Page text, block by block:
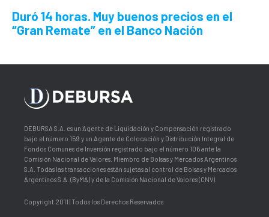
Duró 14 horas. Muy buenos precios en el
“Gran Remate” en el Banco Nación
DEBURSA S.A. es un Agente de Liquidación y Compensación registrado
bajo el número 159 y un Agente de Colocación y Distribución Integral de
Fondos Comunes de Inversión registrado bajo el número 106 ante la
Comisión Nacional de Valores. Miembro de Bolsas y Mercados Argentinos
S.A. Todas las transacciones están sujetas al control de Bolsas y Mercados
Argentinos S.A. (ByMA) y de la Comisión Nacional de Valores (CNV).
Copyright 2011 | Todos los Derechos Reservados